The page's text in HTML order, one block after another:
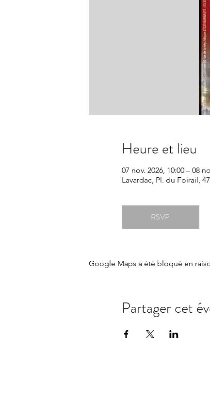
Heure et lieu
07 nov. 2026, 10:00 – 08
Lavardac, Pl. du Foirail,
RSVP
Google Maps a été bloqué en
Partager cet